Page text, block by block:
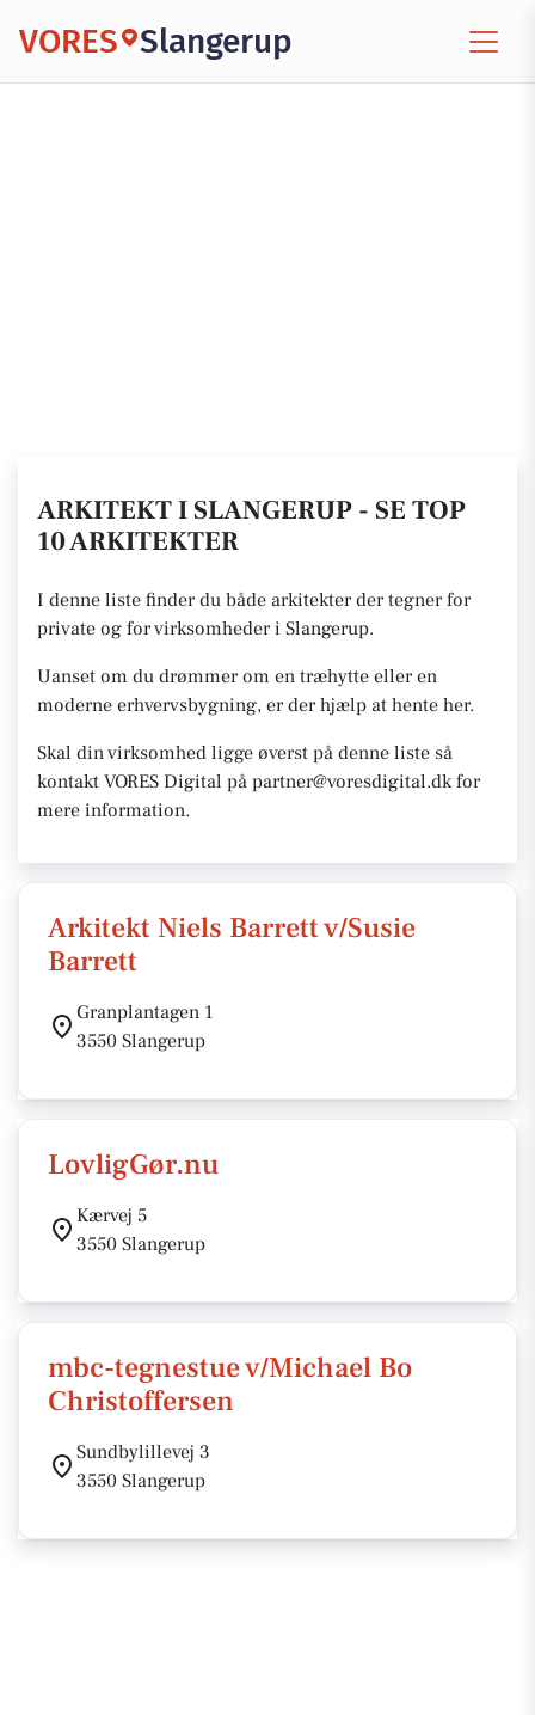
VORES Slangerup
ARKITEKT I SLANGERUP - SE TOP
10 ARKITEKTER
I denne liste finder du både arkitekter der tegner for
private og for virksomheder i Slangerup.
Uanset om du drømmer om en træhytte eller en
moderne erhvervsbygning, er der hjælp at hente her.
Skal din virksomhed ligge øverst på denne liste så
kontakt VORES Digital på partner@voresdigital.dk for
mere information.
Arkitekt Niels Barrett v/Susie
Barrett
Granplantagen 1
3550 Slangerup
LovligGør.nu
Kærvej 5
3550 Slangerup
mbc-tegnestue v/Michael Bo
Christoffersen
Sundbylillevej 3
3550 Slangerup